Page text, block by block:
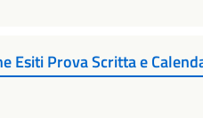
Esiti Prova Scritta e